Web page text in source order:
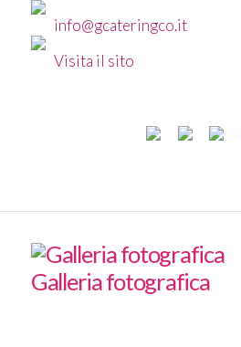
info@gcateringco.it
Visita il sito
Galleria fotografica